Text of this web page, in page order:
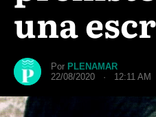
una
Por PLENAMAR
22/08/2020 · 12:11 AM